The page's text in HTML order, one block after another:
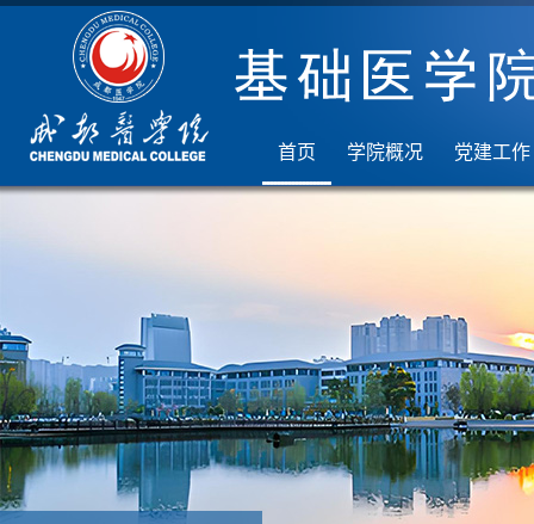
首页 学院概况 党建工作